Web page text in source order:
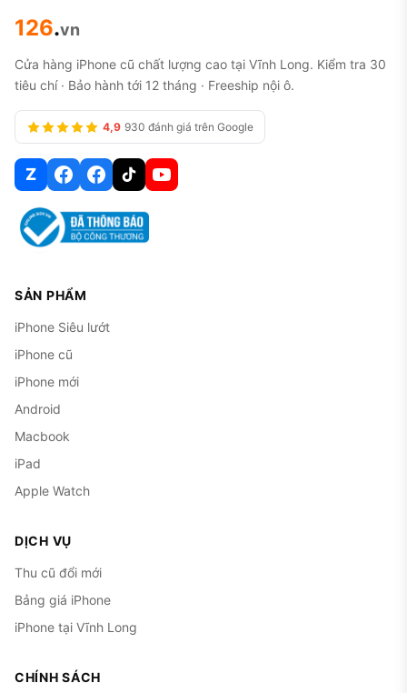
126.vn
Cửa hàng iPhone cũ chất lượng cao tại Vĩnh Long. Kiểm tra 30
tiêu chí · Bảo hành tới 12 tháng · Freeship nội ô.
4,9 930 đánh giá trên Google
Z
SẢN PHẨM
iPhone Siêu lướt
iPhone cũ
iPhone mới
Android
Macbook
iPad
Apple Watch
DỊCH VỤ
Thu cũ đổi mới
Bảng giá iPhone
iPhone tại Vĩnh Long
CHÍNH SÁCH